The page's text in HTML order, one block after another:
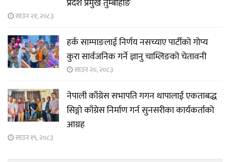
प्रदेश प्रमुख तुम्बाहाङ
साउन २१, २०८३
हर्क साम्पाङलाई निर्णय नसच्याए पार्टीको गोप्य
कुरा सार्वजनिक गर्ने ज्ञानु चाम्लिङको चेतावनी
साउन २०, २०८३
नेपाली काँग्रेस सभापति गगन थापालाई एकताबद्ध
सिङ्गो काँग्रेस निर्माण गर्न सुनसरीका कार्यकर्ताको
आग्रह
साउन १९, २०८३